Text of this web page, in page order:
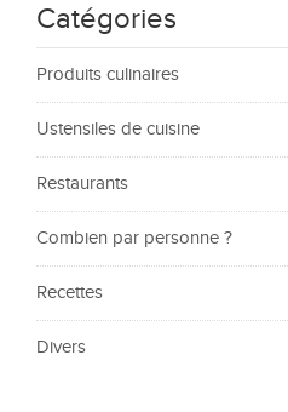
Catégories
Produits culinaires
Ustensiles de cuisine
Restaurants
Combien par personne ?
Recettes
Divers